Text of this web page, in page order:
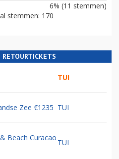
6% (11 stemmen)
stemmen: 170
RETOURTICKETS
TUI
Zee €1235 TUI
Beach Curacao
TUI